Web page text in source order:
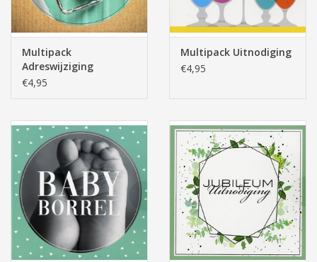
Multipack
Adreswijziging
€4,95
Multipack Uitnodiging
€4,95